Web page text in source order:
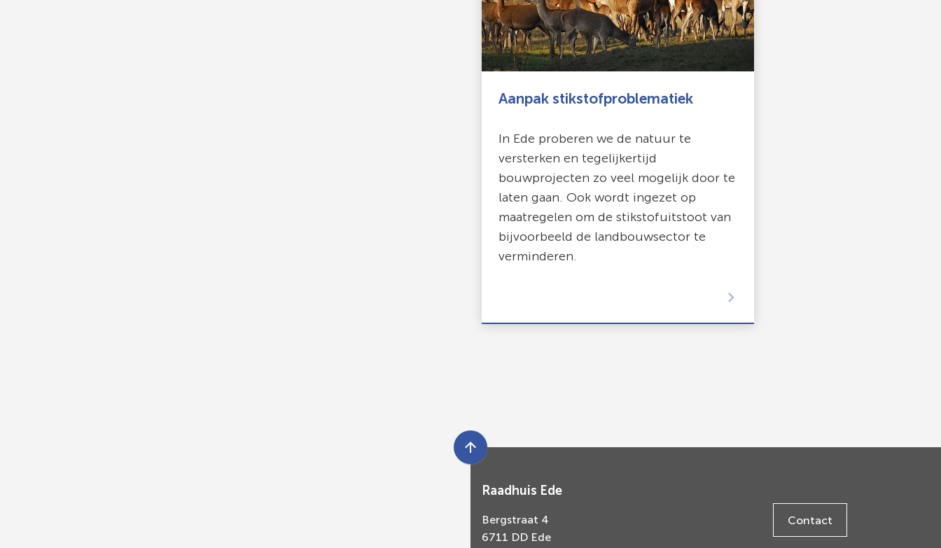
Aanpak stikstofproblematiek
In Ede proberen we de natuur te
versterken en tegelijkertijd
bouwprojecten zo veel mogelijk door te
laten gaan. Ook wordt ingezet op
maatregelen om de stikstofuitstoot van
bijvoorbeeld de landbouwsector te
verminderen.
Scroll
boven
het
begin
Raadhuis Ede
Bergstraat 4
6711 DD Ede
Contact